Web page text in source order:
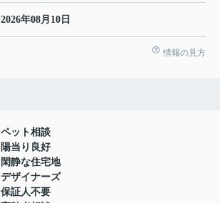
2026年08月10日
情報の見方
ペット相談
陽当り良好
閑静な住宅地
デザイナーズ
保証人不要